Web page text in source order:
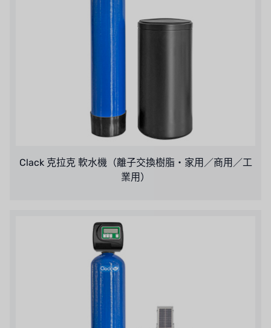
Clack 克拉克 軟水機（離子交換樹脂・家用／商用／工
業用）